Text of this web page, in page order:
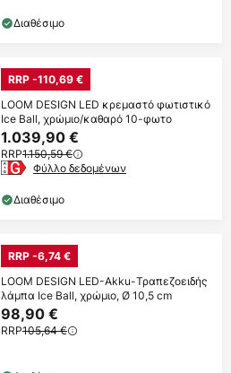
Διαθέσιμο
RRP -110,69 €
LOOM DESIGN LED κρεμαστό φωτιστικό
Ice Ball, χρώμιο/καθαρό 10-φωτο
1.039,90 €
RRP1.150,59 €
Φύλλο δεδομένων
Διαθέσιμο
RRP -6,74 €
LOOM DESIGN LED-Akku-Τραπεζοειδής
λάμπα Ice Ball, χρώμιο, Ø 10,5 cm
98,90 €
RRP105,64 €